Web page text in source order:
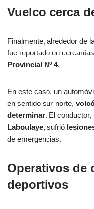
Vuelco cerca
Finalmente, alrededor de
fue reportado en
Provincial Nº 4.
En este caso, un
en sentido sur-norte,
determinar. El conductor,
Laboulaye, sufrió
de emergencias.
Operativos de
deportivos